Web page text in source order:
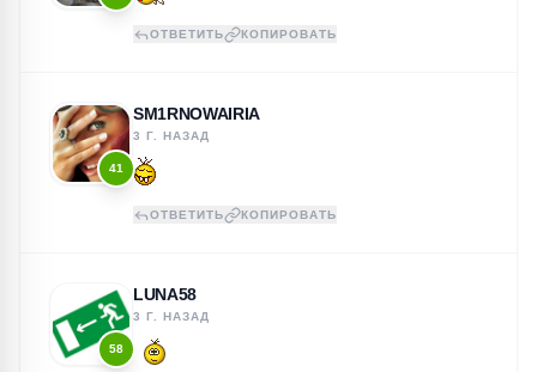
ОТВЕТИТЬ КОПИРОВАТЬ
41
SM1RNOWAIRIA
3 Г. НАЗАД
ОТВЕТИТЬ КОПИРОВАТЬ
58
LUNA58
3 Г. НАЗАД